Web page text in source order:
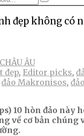
đẹp không có
ÂU
đẹp, Editor picks,
đảo Makronisos,
10 hòn đảo này
về cơ bản chúng